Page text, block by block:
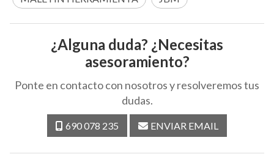
¿Alguna duda? ¿Necesitas
asesoramiento?
Ponte en contacto con nosotros y resolveremos tus
dudas.
690 078 235 ENVIAR EMAIL